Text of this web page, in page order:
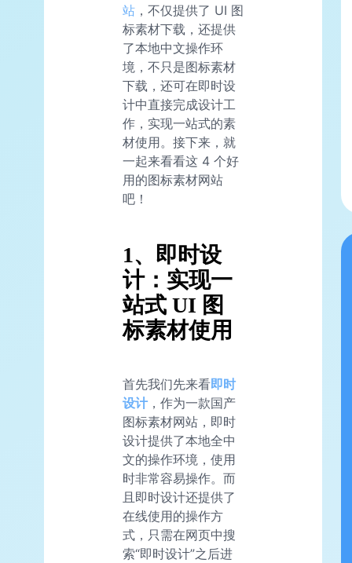
站 ，不仅提供了 UI 图
标素材下载，还提供
了本地中文操作环
境，不只是图标素材
下载，还可在即时设
计中直接完成设计工
作，实现一站式的素
材使用。接下来，就
一起来看看这 4 个好
用的图标素材网站
吧！
1、即时设
计：实现一
站式 UI 图
标素材使用
首先我们先来看即时
设计 ，作为一款国产
图标素材网站，即时
设计提供了本地全中
文的操作环境，使用
时非常容易操作。而
且即时设计还提供了
在线使用的操作方
式，只需在网页中搜
索“即时设计”之后进